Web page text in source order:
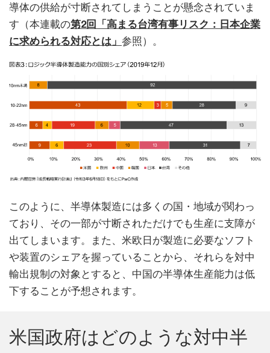
導体の供給が寸断されてしまうことが懸念されていま
す（本連載の第2回「高まる台湾有事リスク：日本企業
に求められる対応とは」 参照）。
このように、半導体製造には多くの国・地域が関わっ
ており、その一部が寸断されただけでも生産に支障が
出てしまいます。また、米欧日が製造に必要なソフト
や装置のシェアを握っていることから、それらを対中
輸出規制の対象とすると、中国の半導体生産能力は低
下することが予想されます。
米国政府はどのような対中半